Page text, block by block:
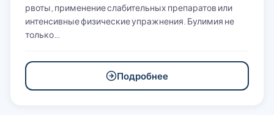
рвоты, применение слабительных препаратов или
интенсивные физические упражнения. Булимия не
только…
Подробнее